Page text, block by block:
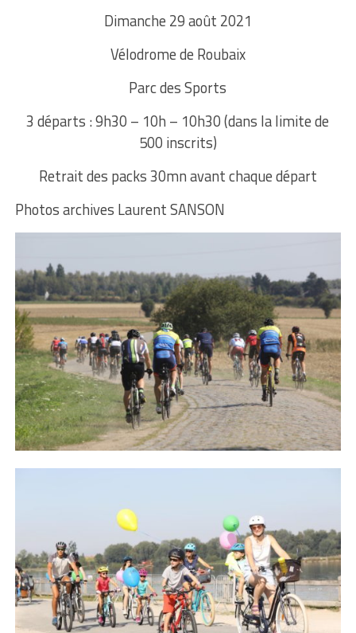
Dimanche 29 août 2021
Vélodrome de Roubaix
Parc des Sports
3 départs : 9h30 – 10h – 10h30 (dans la limite de
500 inscrits)
Retrait des packs 30mn avant chaque départ
Photos archives Laurent SANSON